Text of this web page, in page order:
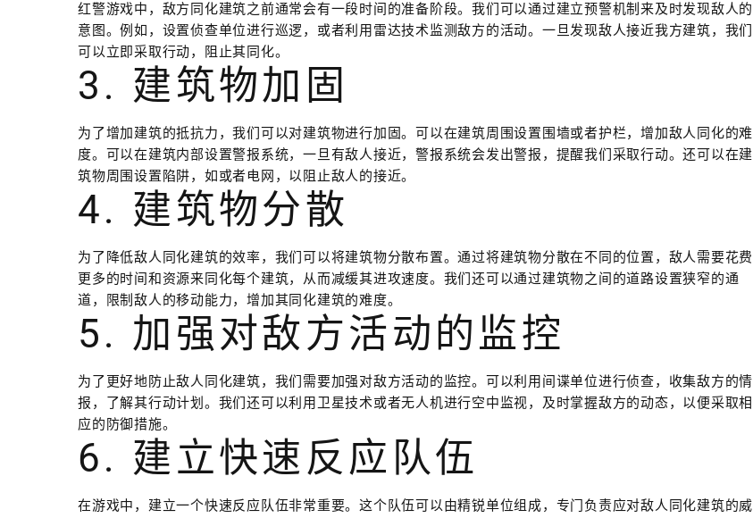
红警游戏中，敌方同化建筑之前通常会有一段时间的准备阶段。我们可以通过建立预警机制来及时发现敌人的
意图。例如，设置侦查单位进行巡逻，或者利用雷达技术监测敌方的活动。一旦发现敌人接近我方建筑，我们
可以立即采取行动，阻止其同化。
3. 建筑物加固
为了增加建筑的抵抗力，我们可以对建筑物进行加固。可以在建筑周围设置围墙或者护栏，增加敌人同化的难
度。可以在建筑内部设置警报系统，一旦有敌人接近，警报系统会发出警报，提醒我们采取行动。还可以在建
筑物周围设置陷阱，如或者电网，以阻止敌人的接近。
4. 建筑物分散
为了降低敌人同化建筑的效率，我们可以将建筑物分散布置。通过将建筑物分散在不同的位置，敌人需要花费
更多的时间和资源来同化每个建筑，从而减缓其进攻速度。我们还可以通过建筑物之间的道路设置狭窄的通
道，限制敌人的移动能力，增加其同化建筑的难度。
5. 加强对敌方活动的监控
为了更好地防止敌人同化建筑，我们需要加强对敌方活动的监控。可以利用间谍单位进行侦查，收集敌方的情
报，了解其行动计划。我们还可以利用卫星技术或者无人机进行空中监视，及时掌握敌方的动态，以便采取相
应的防御措施。
6. 建立快速反应队伍
在游戏中，建立一个快速反应队伍非常重要。这个队伍可以由精锐单位组成，专门负责应对敌人同化建筑的威